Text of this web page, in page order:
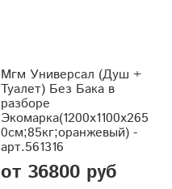
Мгм Универсал (Душ +
Туалет) Без Бака в
разборе
Экомарка(1200x1100x265
0см;85кг;оранжевый) -
арт.561316
от 36800 руб